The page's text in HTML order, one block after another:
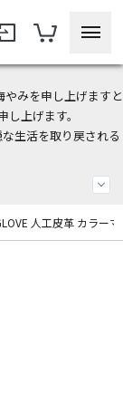
みを申し上げますと
上げます。
生活を取り戻される
ト！
人工皮革 カラー